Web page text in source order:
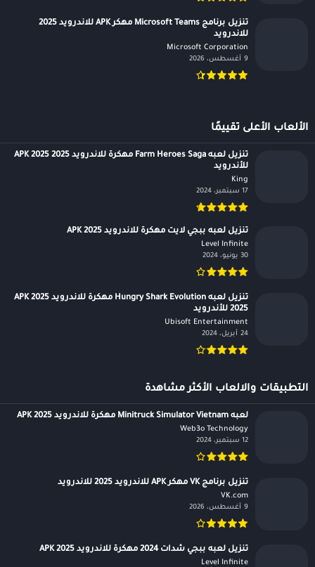
تنزيل برنامج Microsoft Teams مهكر APK للاندرويد 2025
للاندرويد
Microsoft Corporation‏
9 أغسطس، 2026
الألعاب الأعلى تقييمًا
تنزيل لعبه Farm Heroes Saga مهكرة للاندرويد APK 2025 2025
للأندرويد
King‏
17 سبتمبر، 2024
تنزيل لعبه ببجي لايت مهكرة للاندرويد APK 2025
Level Infinite‏
30 يونيو، 2024
تنزيل لعبه Hungry Shark Evolution مهكرة للاندرويد APK 2025
2025 للأندرويد
Ubisoft Entertainment‏
24 أبريل، 2024
التطبيقات والالعاب الأكثر مشاهدة
لعبه Minitruck Simulator Vietnam مهكرة للاندرويد APK 2025
Web3o Technology‏
12 سبتمبر، 2024
تنزيل برنامج VK مهكر APK للاندرويد 2025 للاندرويد
VK.com‏
9 أغسطس، 2026
تنزيل لعبه ببجي شدات 2024 مهكرة للاندرويد APK 2025
Level Infinite‏